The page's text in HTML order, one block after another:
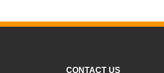
CONTACT US